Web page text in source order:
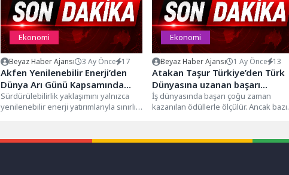
Ekonomi
Beyaz Haber Ajansı 3 Ay Önce 17
Akfen Yenilenebilir Enerji’den
Dünya Arı Günü Kapsamında
Aşkale’de Üreticilere Yüzde 70
Hibeli Arılı Kovan Desteği
Sürdürülebilirlik yaklaşımını yalnızca
yenilenebilir enerji yatırımlarıyla sınırlı
sosyal kalkınmayı...
Ekonomi
Beyaz Haber Ajansı 1 Ay Önce 13
Atakan Taşur Türkiye’den Türk
Dünyasına uzanan başarı
hikayesiyle dikkat çekiyor
İş dünyasında başarı çoğu zaman
kazanılan ödüllerle ölçülür. Ancak bazı